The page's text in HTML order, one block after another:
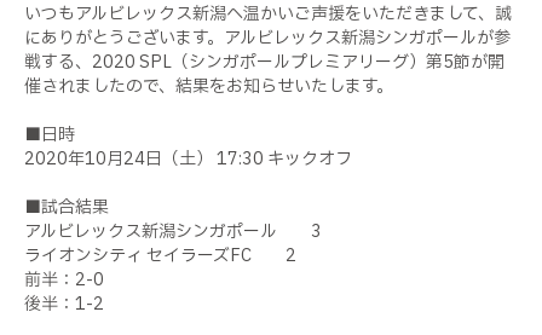
いつもアルビレックス新潟へ温かいご声援をいただきまして、誠
にありがとうございます。アルビレックス新潟シンガポールが参
戦する、2020 SPL（シンガポールプレミアリーグ）第5節が開
催されましたので、結果をお知らせいたします。
■日時
2020年10月24日（土） 17:30 キックオフ
■試合結果
アルビレックス新潟シンガポール 3
ライオンシティ セイラーズFC 2
前半：2-0
後半：1-2